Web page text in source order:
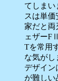
てしまい
スは単価
家だと両
ェザー
Tを常用
な気がし
デザイン
が難しい